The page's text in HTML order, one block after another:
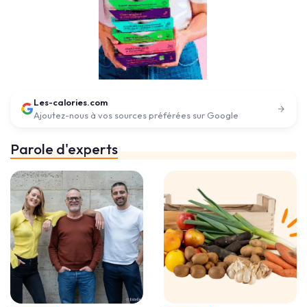
Les-calories.com
Ajoutez-nous à vos sources préférées sur Google
Parole d'experts